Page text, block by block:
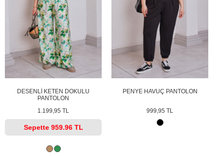
DESENLİ KETEN DOKULU
PANTOLON
1.199,95 TL
Sepette 959.96 TL
PENYE HAVUÇ PANTOLON
999,95 TL